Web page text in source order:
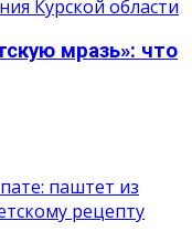
мразь»: что